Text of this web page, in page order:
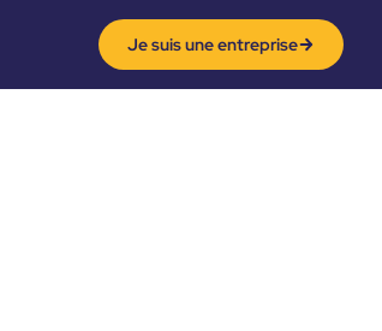
Je suis une entreprise